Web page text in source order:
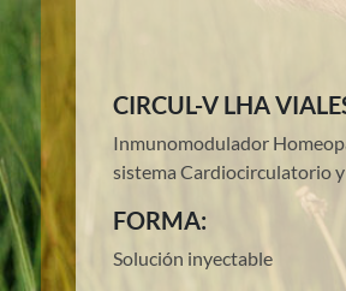
CIRCUL-V LHA
Inmunomodulador
sistema Cardiocirculatorio
FORMA:
Solución inyectable